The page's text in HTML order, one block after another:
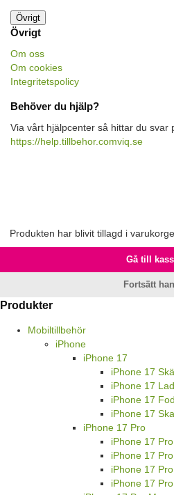
Övrigt
Övrigt
Om oss
Om cookies
Integritetspolicy
Behöver du hjälp?
Via vårt hjälpcenter så hittar du svar
https://help.tillbehor.comviq.se
Produkten har blivit tillagd i
Gå till
Fortsätt
Produkter
Mobiltillbehör
iPhone
iPhone 17
iPhone 17
iPhone 17
iPhone 17
iPhone 17
iPhone 17 Pro
iPhone 17
iPhone 17
iPhone 17
iPhone 17